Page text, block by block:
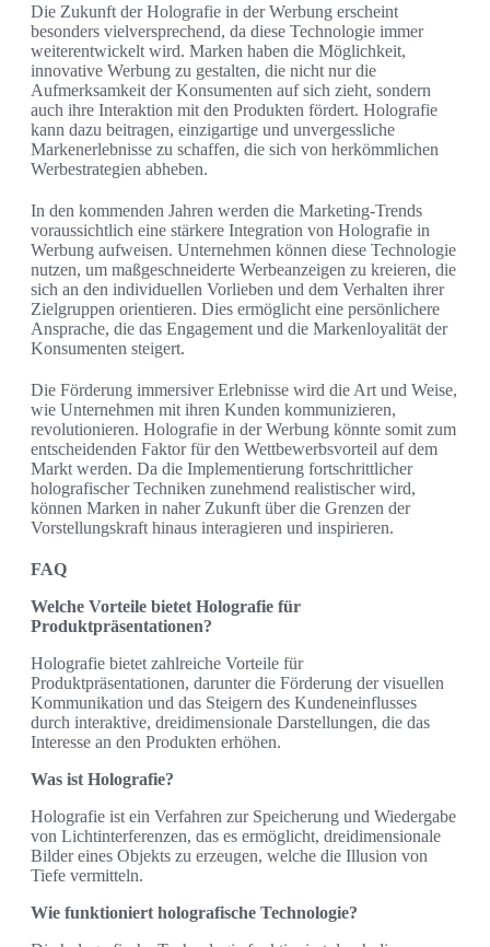
Die Zukunft der Holografie in der Werbung erscheint
besonders vielversprechend, da diese Technologie immer
weiterentwickelt wird. Marken haben die Möglichkeit,
innovative Werbung zu gestalten, die nicht nur die
Aufmerksamkeit der Konsumenten auf sich zieht, sondern
auch ihre Interaktion mit den Produkten fördert. Holografie
kann dazu beitragen, einzigartige und unvergessliche
Markenerlebnisse zu schaffen, die sich von herkömmlichen
Werbestrategien abheben.
In den kommenden Jahren werden die Marketing-Trends
voraussichtlich eine stärkere Integration von Holografie in
Werbung aufweisen. Unternehmen können diese Technologie
nutzen, um maßgeschneiderte Werbeanzeigen zu kreieren, die
sich an den individuellen Vorlieben und dem Verhalten ihrer
Zielgruppen orientieren. Dies ermöglicht eine persönlichere
Ansprache, die das Engagement und die Markenloyalität der
Konsumenten steigert.
Die Förderung immersiver Erlebnisse wird die Art und Weise,
wie Unternehmen mit ihren Kunden kommunizieren,
revolutionieren. Holografie in der Werbung könnte somit zum
entscheidenden Faktor für den Wettbewerbsvorteil auf dem
Markt werden. Da die Implementierung fortschrittlicher
holografischer Techniken zunehmend realistischer wird,
können Marken in naher Zukunft über die Grenzen der
Vorstellungskraft hinaus interagieren und inspirieren.
FAQ
Welche Vorteile bietet Holografie für
Produktpräsentationen?
Holografie bietet zahlreiche Vorteile für
Produktpräsentationen, darunter die Förderung der visuellen
Kommunikation und das Steigern des Kundeneinflusses
durch interaktive, dreidimensionale Darstellungen, die das
Interesse an den Produkten erhöhen.
Was ist Holografie?
Holografie ist ein Verfahren zur Speicherung und Wiedergabe
von Lichtinterferenzen, das es ermöglicht, dreidimensionale
Bilder eines Objekts zu erzeugen, welche die Illusion von
Tiefe vermitteln.
Wie funktioniert holografische Technologie?